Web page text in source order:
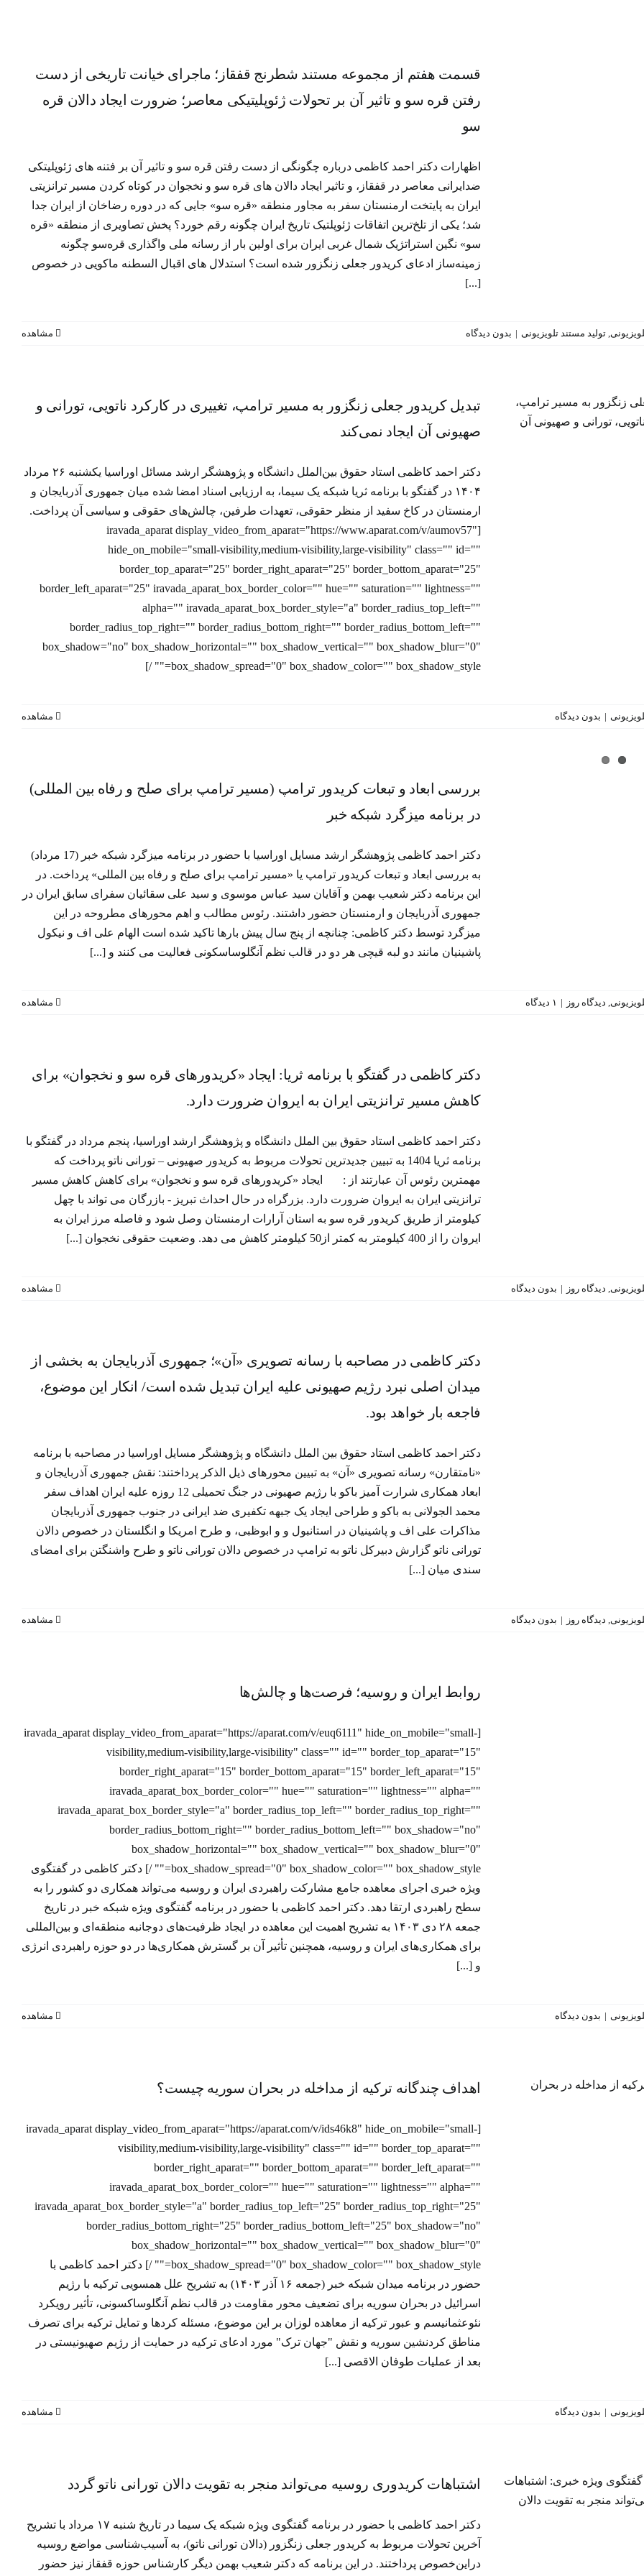
از دست رفتن قره سو و تاثیر آن بر
تحولات ژئوپلیتیکی معاصر؛ ضرورت
قسمت هفتم از مجموعه مستند شطرنج قفقاز؛ ماجرای خیانت تاریخی از دست
رفتن قره سو و تاثیر آن بر تحولات ژئوپلیتیکی معاصر؛ ضرورت ایجاد دالان قره
سو
اظهارات دکتر احمد کاظمی درباره چگونگی از دست رفتن قره سو و تاثیر آن بر فتنه های ژئوپلیتکی
ضدایرانی معاصر در قفقاز، و تاثیر ایجاد دالان های قره سو و نخجوان در کوتاه کردن مسیر ترانزیتی
ایران به پایتخت ارمنستان سفر به مجاور منطقه «قره سو» جایی که در دوره رضاخان از ایران جدا
شد؛ یکی از تلخ‌ترین اتفاقات ژئوپلتیک تاریخ ایران چگونه رقم خورد؟ پخش تصاویری از منطقه «قره
سو» نگین استراتژیک شمال غربی ایران برای اولین بار از رسانه ملی واگذاری قره‌سو چگونه
زمینه‌ساز ادعای کریدور جعلی زنگزور شده است؟ استدلال های اقبال السطنه ماکویی در خصوص
[...]
, تولید مستند تلویزیونی | بدون دیدگاه مشاهده
تبدیل کریدور جعلی زنگزور به مسیر
ترامپ، تغییری در کارکرد ناتویی،
برنامه‌ تلویزیونی
تبدیل کریدور جعلی زنگزور به مسیر ترامپ، تغییری در کارکرد ناتویی، تورانی و
صهیونی آن ایجاد نمی‌کند
دکتر احمد کاظمی استاد حقوق بین‌الملل دانشگاه و پژوهشگر ارشد مسائل اوراسیا یکشنبه ۲۶ مرداد
۱۴۰۴ در گفتگو با برنامه ثریا شبکه یک سیما، به ارزیابی اسناد امضا شده میان جمهوری آذربایجان و
ارمنستان در کاخ سفید از منظر حقوقی، تعهدات طرفین، چالش‌های حقوقی و سیاسی آن پرداخت.
[iravada_aparat display_video_from_aparat="https://www.aparat.com/v/aumov57"
hide_on_mobile="small-visibility,medium-visibility,large-visibility" class="" id=""
border_top_aparat="25" border_right_aparat="25" border_bottom_aparat="25"
border_left_aparat="25" iravada_aparat_box_border_color="" hue="" saturation="" lightness=""
alpha="" iravada_aparat_box_border_style="a" border_radius_top_left=""
border_radius_top_right="" border_radius_bottom_right="" border_radius_bottom_left=""
box_shadow="no" box_shadow_horizontal="" box_shadow_vertical="" box_shadow_blur="0"
box_shadow_spread="0" box_shadow_color="" box_shadow_style="" /]
| بدون دیدگاه مشاهده
(مسیر ترامپ برای صلح و رفاه بین
المللی) در برنامه میزگرد شبکه خبر
بررسی ابعاد و تبعات کریدور ترامپ (مسیر ترامپ برای صلح و رفاه بین المللی)
در برنامه میزگرد شبکه خبر
دکتر احمد کاظمی پژوهشگر ارشد مسایل اوراسیا با حضور در برنامه میزگرد شبکه خبر (17 مرداد)
به بررسی ابعاد و تبعات کریدور ترامپ یا «مسیر ترامپ برای صلح و رفاه بین المللی» پرداخت. در
این برنامه دکتر شعیب بهمن و آقایان سید عباس موسوی و سید علی سقائیان سفرای سابق ایران در
جمهوری آذربایجان و ارمنستان حضور داشتند. رئوس مطالب و اهم محورهای مطروحه در این
میزگرد توسط دکتر کاظمی: چنانچه از پنج سال پیش بارها تاکید شده است الهام علی اف و نیکول
پاشینیان مانند دو لبه قیچی هر دو در قالب نظم آنگلوساسکونی فعالیت می کنند و [...]
, دیدگاه روز | ۱ دیدگاه مشاهده
برای کاهش مسیر ترانزیتی ایران به
ایروان ضرورت دارد.
دکتر کاظمی در گفتگو با برنامه ثریا: ایجاد «کریدورهای قره سو و نخجوان» برای
کاهش مسیر ترانزیتی ایران به ایروان ضرورت دارد.
دکتر احمد کاظمی استاد حقوق بین الملل دانشگاه و پژوهشگر ارشد اوراسیا، پنجم مرداد در گفتگو با
برنامه ثریا 1404 به تبیین جدیدترین تحولات مربوط به کریدور صهیونی – تورانی ناتو پرداخت که
مهمترین رئوس آن عبارتند از : ایجاد «کریدورهای قره سو و نخجوان» برای کاهش کاهش مسیر
ترانزیتی ایران به ایروان ضرورت دارد. بزرگراه در حال احداث تبریز - بازرگان می تواند با چهل
کیلومتر از طریق کریدور قره سو به استان آرارات ارمنستان وصل شود و فاصله مرز ایران به
ایروان را از 400 کیلومتر به کمتر از50 کیلومتر کاهش می دهد. وضعیت حقوقی نخجوان [...]
, دیدگاه روز | بدون دیدگاه مشاهده
صهیونی علیه ایران تبدیل شده است/
انکار این موضوع، فاجعه بار خواهد
بود.
دکتر کاظمی در مصاحبه با رسانه تصویری «آن»؛ جمهوری آذربایجان به بخشی از
میدان اصلی نبرد رژیم صهیونی علیه ایران تبدیل شده است/ انکار این موضوع،
فاجعه بار خواهد بود.
دکتر احمد کاظمی استاد حقوق بین الملل دانشگاه و پژوهشگر مسایل اوراسیا در مصاحبه با برنامه
«نامتقارن» رسانه تصویری «آن» به تبیین محورهای ذیل الذکر پرداختند: نقش جمهوری آذربایجان و
ابعاد همکاری شرارت آمیز باکو با رژیم صهیونی در جنگ تحمیلی 12 روزه علیه ایران اهداف سفر
محمد الجولانی به باکو و طراحی ایجاد یک جبهه تکفیری ضد ایرانی در جنوب جمهوری آذربایجان
مذاکرات علی اف و پاشینیان در استانبول و و ابوظبی، و طرح امریکا و انگلستان در خصوص دالان
تورانی ناتو گزارش دبیرکل ناتو به ترامپ در خصوص دالان تورانی ناتو و طرح واشنگتن برای امضای
سندی میان [...]
, دیدگاه روز | بدون دیدگاه مشاهده
چالش‌ها
روابط ایران و روسیه؛ فرصت‌ها و چالش‌ها
[iravada_aparat display_video_from_aparat="https://aparat.com/v/euq6111" hide_on_mobile="small-
visibility,medium-visibility,large-visibility" class="" id="" border_top_aparat="15"
border_right_aparat="15" border_bottom_aparat="15" border_left_aparat="15"
iravada_aparat_box_border_color="" hue="" saturation="" lightness="" alpha=""
iravada_aparat_box_border_style="a" border_radius_top_left="" border_radius_top_right=""
border_radius_bottom_right="" border_radius_bottom_left="" box_shadow="no"
box_shadow_horizontal="" box_shadow_vertical="" box_shadow_blur="0"
box_shadow_spread="0" box_shadow_color="" box_shadow_style="" /] دکتر کاظمی در گفتگوی
ویژه خبری اجرای معاهده جامع مشارکت راهبردی ایران و روسیه می‌تواند همکاری دو کشور را به
سطح راهبردی ارتقا دهد. دکتر احمد کاظمی با حضور در برنامه گفتگوی ویژه شبکه خبر در تاریخ
جمعه ۲۸ دی ۱۴۰۳ به تشریح اهمیت این معاهده در ایجاد ظرفیت‌های دوجانبه منطقه‌ای و بین‌المللی
برای همکاری‌های ایران و روسیه، همچنین تأثیر آن بر گسترش همکاری‌ها در دو حوزه راهبردی انرژی
و [...]
| بدون دیدگاه مشاهده
اهداف چندگانه ترکیه از مداخله در
برنامه‌ تلویزیونی
اهداف چندگانه ترکیه از مداخله در بحران‌ سوریه چیست؟
[iravada_aparat display_video_from_aparat="https://aparat.com/v/ids46k8" hide_on_mobile="small-
visibility,medium-visibility,large-visibility" class="" id="" border_top_aparat=""
border_right_aparat="" border_bottom_aparat="" border_left_aparat=""
iravada_aparat_box_border_color="" hue="" saturation="" lightness="" alpha=""
iravada_aparat_box_border_style="a" border_radius_top_left="25" border_radius_top_right="25"
border_radius_bottom_right="25" border_radius_bottom_left="25" box_shadow="no"
box_shadow_horizontal="" box_shadow_vertical="" box_shadow_blur="0"
box_shadow_spread="0" box_shadow_color="" box_shadow_style="" /] دکتر احمد کاظمی با
حضور در برنامه میدان شبکه خبر (جمعه ۱۶ آذر ۱۴۰۳) به تشریح علل همسویی ترکیه با رژیم
اسرائیل در بحران سوریه برای تضعیف محور مقاومت در قالب نظم آنگلوساکسونی، تأثیر رویکرد
نئوعثمانیسم و عبور ترکیه از معاهده لوزان بر این موضوع، مسئله کردها و تمایل ترکیه برای تصرف
مناطق کردنشین سوریه و نقش "جهان ترک" مورد ادعای ترکیه در حمایت از رژیم صهیونیستی در
بعد از عملیات طوفان الاقصی [...]
| بدون دیدگاه مشاهده
اشتباهات کریدوری روسیه می‌تواند
منجر به تقویت دالان تورانی ناتو گردد
برنامه‌ تلویزیونی
اشتباهات کریدوری روسیه می‌تواند منجر به تقویت دالان تورانی ناتو گردد
دکتر احمد کاظمی با حضور در برنامه گفتگوی ویژه شبکه یک سیما در تاریخ شنبه ۱۷ مرداد با تشریح
آخرین تحولات مربوط به کریدور جعلی زنگزور (دالان تورانی ناتو)، به آسیب‌شناسی مواضع روسیه
دراین‌خصوص پرداختند. در این برنامه که دکتر شعیب بهمن دیگر کارشناس حوزه قفقاز نیز حضور